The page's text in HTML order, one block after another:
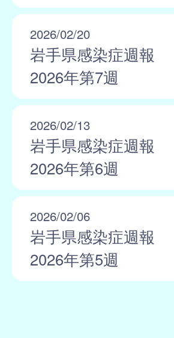
2026/02/20
岩手県感染症週報
2026年第7週
2026/02/13
岩手県感染症週報
2026年第6週
2026/02/06
岩手県感染症週報
2026年第5週